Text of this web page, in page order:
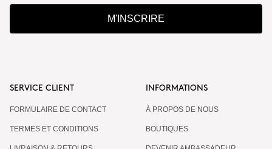
M'INSCRIRE
SERVICE CLIENT
FORMULAIRE DE CONTACT
TERMES ET CONDITIONS
INFORMATIONS
À PROPOS DE NOUS
BOUTIQUES